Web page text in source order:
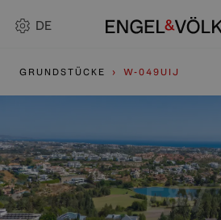
DE
GRUNDSTÜCKE W-049UIJ